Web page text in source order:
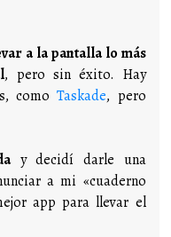
a la pantalla lo más
, pero sin éxito. Hay
comoTaskade, pero
y decidí darle una
a mi «cuaderno
app para llevar el